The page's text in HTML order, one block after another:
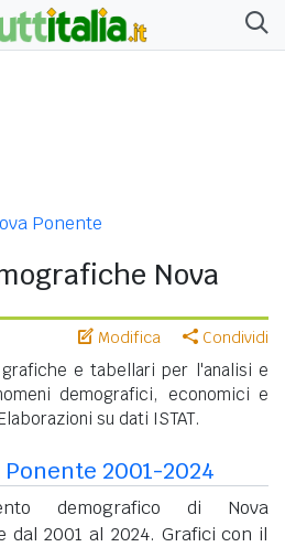
Ponente
Nova
Modifica Condividi
e tabellari per l'analisi e
demografici, economici e
su dati ISTAT.
2001-2024
demografico di Nova
dal 2001 al 2024. Grafici con il